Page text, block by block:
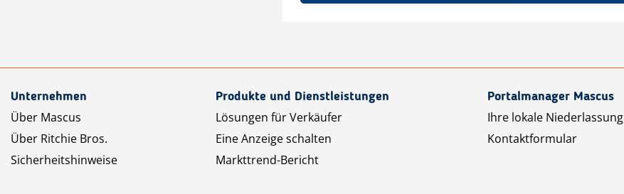
Unternehmen
Über Mascus
Über Ritchie Bros.
Sicherheitshinweise
Produkte und Dienstleistungen
Lösungen für Verkäufer
Eine Anzeige schalten
Markttrend-Bericht
Portalmanager Mascus
Ihre lokale Niederlassung
Kontaktformular